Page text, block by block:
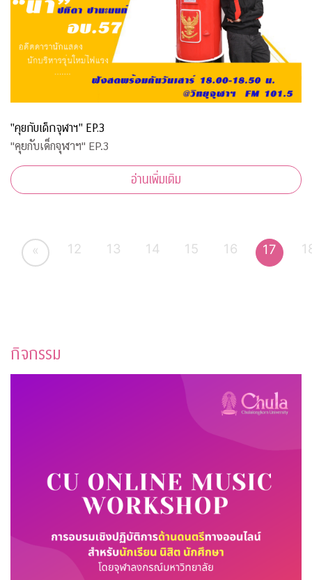
"คุยกับเด็กจุฬาฯ" EP.3
"คุยกับเด็กจุฬาฯ" EP.3
อ่านเพิ่มเติม
« 12 13 14 15 16 17
กิจกรรม